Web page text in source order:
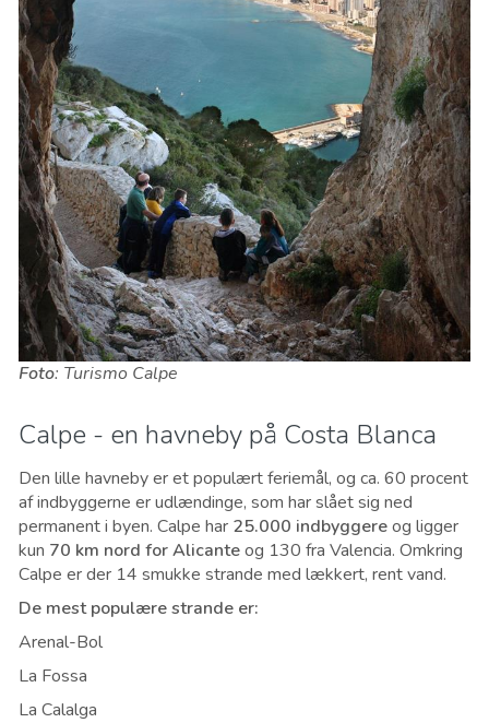
Foto: Turismo Calpe
Calpe - en havneby på Costa Blanca
Den lille havneby er et populært feriemål, og ca. 60 procent
af indbyggerne er udlændinge, som har slået sig ned
permanent i byen. Calpe har 25.000 indbyggereog ligger
kun 70 km nord for Alicanteog 130 fra Valencia. Omkring
Calpe er der 14 smukke strande med lækkert, rent vand.
De mest populære strande er:
Arenal-Bol
La Fossa
La Calalga